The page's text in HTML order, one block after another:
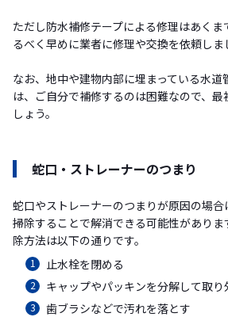
ただし防水補修テープによる修理はあくま
るべく早めに業者に修理や交換を依頼しま
なお、地中や建物内部に埋まっている水
は、ご自分で補修するのは困難なので、
しょう。
蛇口・ストレーナーのつまり
蛇口やストレーナーのつまりが原因の場
掃除することで解消できる可能性があり
除方法は以下の通りです。
止水栓を閉める
キャップやパッキンを分解して取り
歯ブラシなどで汚れを落とす